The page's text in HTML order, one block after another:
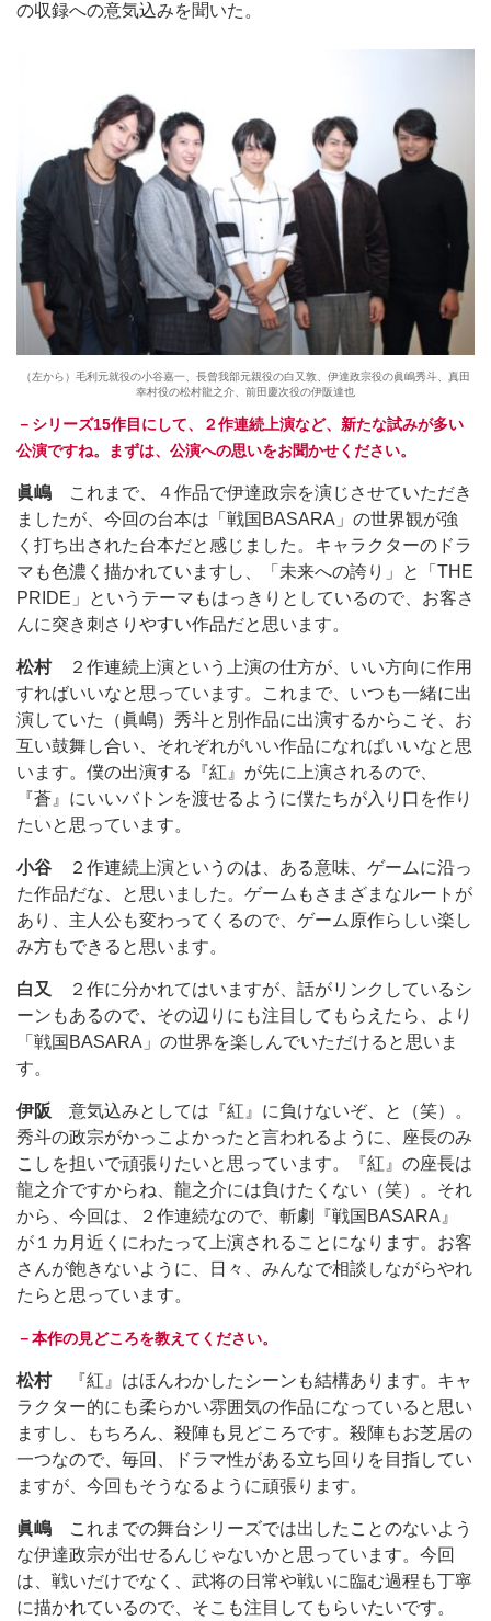
の収録への意気込みを聞いた。
（左から）毛利元就役の小谷嘉一、長曾我部元親役の白又敦、伊達政宗役の眞嶋秀斗、真田
幸村役の松村龍之介、前田慶次役の伊阪達也
－シリーズ15作目にして、２作連続上演など、新たな試みが多い
公演ですね。まずは、公演への思いをお聞かせください。
眞嶋 これまで、４作品で伊達政宗を演じさせていただき
ましたが、今回の台本は「戦国BASARA」の世界観が強
く打ち出された台本だと感じました。キャラクターのドラ
マも色濃く描かれていますし、「未来への誇り」と「THE
PRIDE」というテーマもはっきりとしているので、お客さ
んに突き刺さりやすい作品だと思います。
松村２作連続上演という上演の仕方が、いい方向に作用
すればいいなと思っています。これまで、いつも一緒に出
演していた（眞嶋）秀斗と別作品に出演するからこそ、お
互い鼓舞し合い、それぞれがいい作品になればいいなと思
います。僕の出演する『紅』が先に上演されるので、
『蒼』にいいバトンを渡せるように僕たちが入り口を作り
たいと思っています。
小谷 ２作連続上演というのは、ある意味、ゲームに沿っ
た作品だな、と思いました。ゲームもさまざまなルートが
あり、主人公も変わってくるので、ゲーム原作らしい楽し
み方もできると思います。
白又
２作に分かれてはいますが、話がリンクしているシ
ーンもあるので、その辺りにも注目してもらえたら、より
「戦国BASARA」の世界を楽しんでいただけると思いま
す。
伊阪 意気込みとしては『紅』に負けないぞ、と（笑）。
秀斗の政宗がかっこよかったと言われるように、座長のみ
こしを担いで頑張りたいと思っています。『紅』の座長は
龍之介ですからね、龍之介には負けたくない（笑）。それ
から、今回は、２作連続なので、斬劇『戦国BASARA』
が１カ月近くにわたって上演されることになります。お客
さんが飽きないように、日々、みんなで相談しながらやれ
たらと思っています。
－本作の見どころを教えてください。
松村『紅』はほんわかしたシーンも結構あります。キャ
ラクター的にも柔らかい雰囲気の作品になっていると思い
ますし、もちろん、殺陣も見どころです。殺陣もお芝居の
一つなので、毎回、ドラマ性がある立ち回りを目指してい
ますが、今回もそうなるように頑張ります。
眞嶋 これまでの舞台シリーズでは出したことのないよう
な伊達政宗が出せるんじゃないかと思っています。今回
は、戦いだけでなく、武将の日常や戦いに臨む過程も丁寧
に描かれているので、そこも注目してもらいたいです。